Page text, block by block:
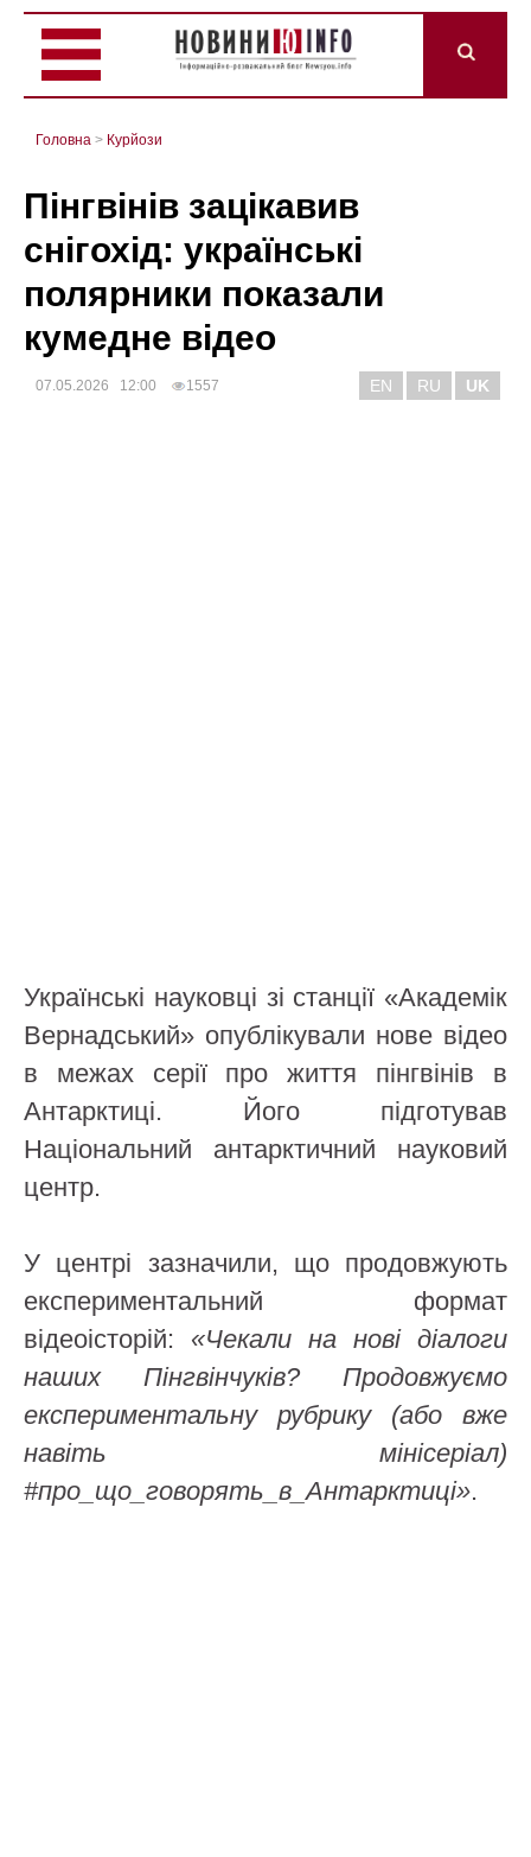
Головна > Курйози
Пінгвінів зацікавив
снігохід: українські
полярники показали
кумедне відео
07.05.2026 12:00 1557 EN RU UK
Українські науковці зі станції «Академік
Вернадський» опублікували нове відео
в межах серії про життя пінгвінів в
Антарктиці. Його підготував
Національний антарктичний науковий
центр.
У центрі зазначили, що продовжують
експериментальний формат
відеоісторій: «Чекали на нові діалоги
наших Пінгвінчуків? Продовжуємо
експериментальну рубрику (або вже
навіть мінісеріал)
#про_що_говорять_в_Антарктиці».